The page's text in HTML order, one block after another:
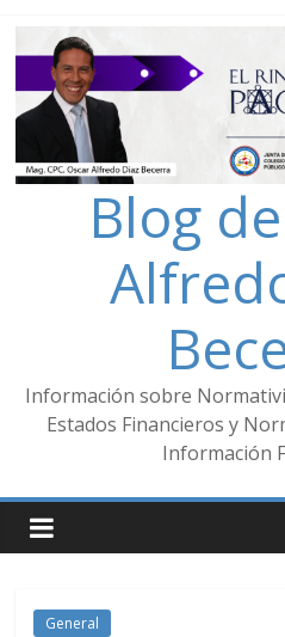
Blog
Información sobre
Estados Financieros y
Información
General